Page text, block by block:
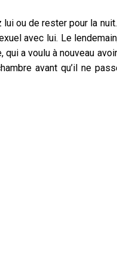
ou de rester pour la
avec lui. Le
a voulu à nouveau
avant qu’il ne